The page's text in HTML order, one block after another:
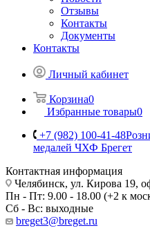
Отзывы
Контакты
Документы
Контакты
Личный кабинет
Корзина0
Избранные товары0
+7 (982) 100-41-48
медалей ЧХФ Брегет
Контактная информация
Челябинск, ул. Кирова 19,
Пн - Пт: 9.00 - 18.00 (+2 к
Сб - Вс: выходные
breget3@breget.ru